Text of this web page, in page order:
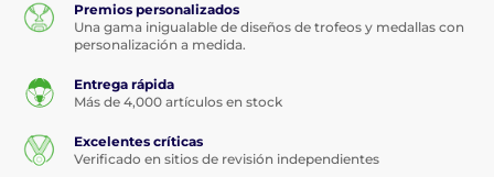
Premios personalizados
Una gama inigualable de diseños de trofeos y medallas con
personalización a medida.
Entrega rápida
Más de 4,000 artículos en stock
Excelentes críticas
Verificado en sitios de revisión independientes